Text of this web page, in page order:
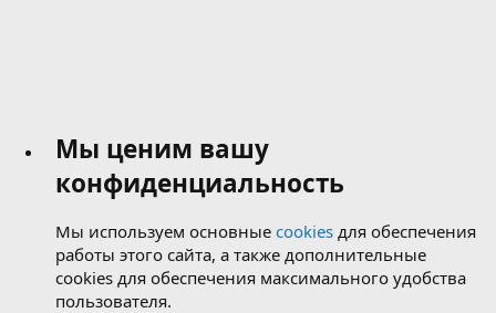
Мы ценим вашу
конфиденциальность
Мы используем основные cookies для обеспечения
работы этого сайта, а также дополнительные
cookies для обеспечения максимального удобства
пользователя.